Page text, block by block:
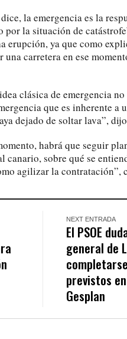
la emergencia es la
la situación de
erupción, ya que como
carretera en ese
clásica de emergencia
que es inherente a
dejado de soltar lava”,
habrá que seguir
sobre qué se
agilizar la contratación”,
NEXT ENTRADA
El PSOE
general de
previstos
Gesplan